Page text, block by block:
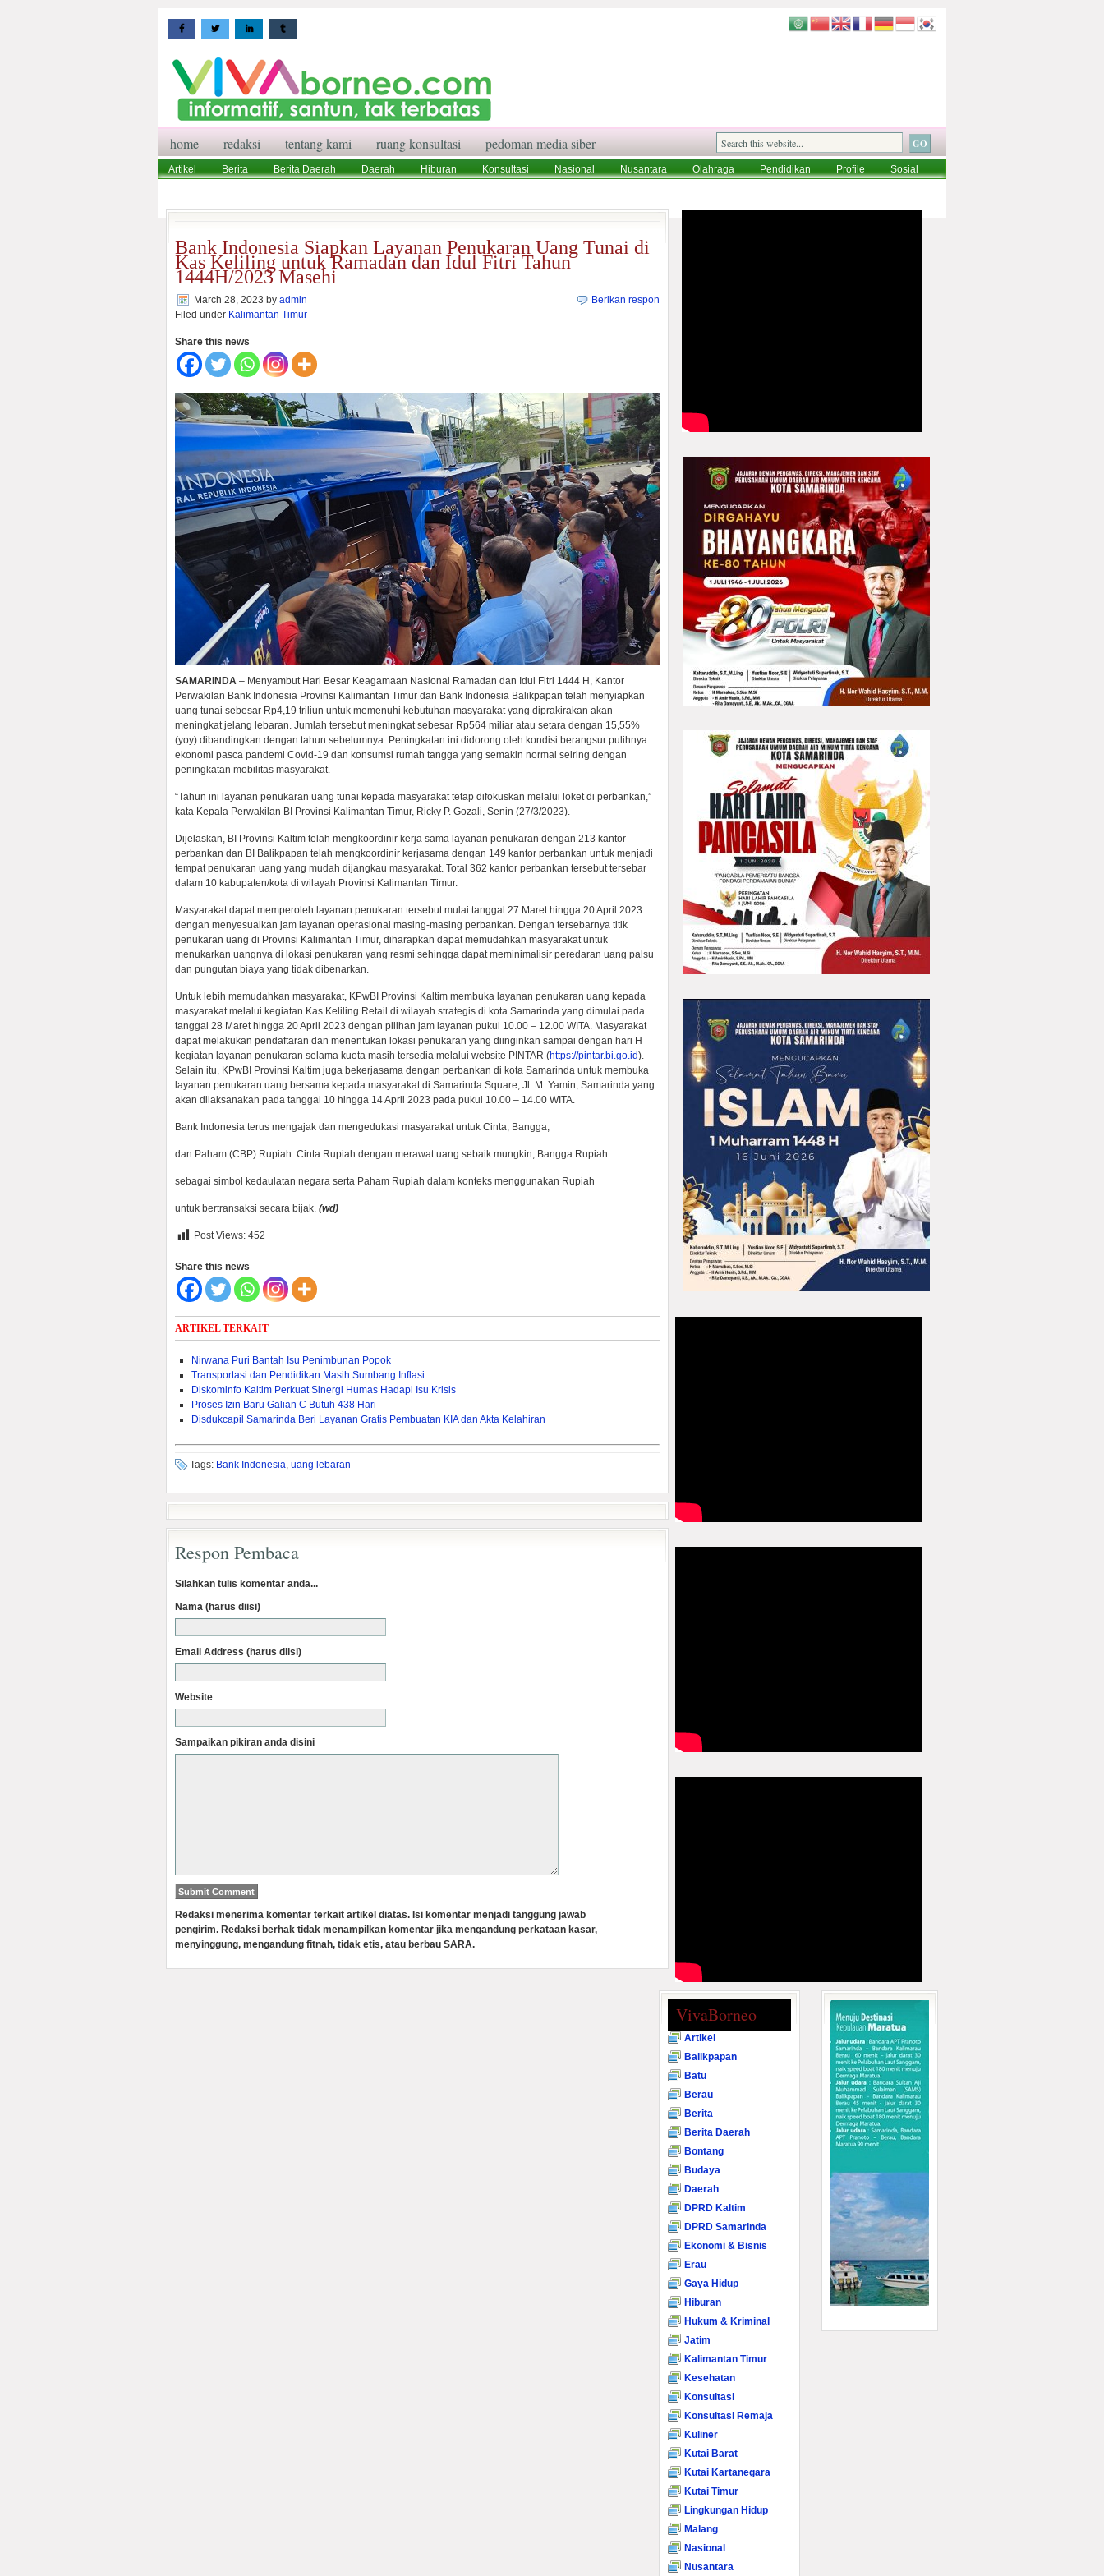
home redaksi tentang kami ruang konsultasi pedoman media siber
Artikel Berita Berita Daerah Daerah Hiburan Konsultasi Nasional Nusantara Olahraga Pendidikan Profile
Sosial
Bank Indonesia Siapkan Layanan Penukaran Uang Tunai di
Kas Keliling untuk Ramadan dan Idul Fitri Tahun
1444H/2023 Masehi
March 28, 2023 by admin
Filed under Kalimantan Timur
Berikan respon
Share this news
SAMARINDA – Menyambut Hari Besar Keagamaan Nasional Ramadan dan Idul Fitri 1444 H, Kantor
Perwakilan Bank Indonesia Provinsi Kalimantan Timur dan Bank Indonesia Balikpapan telah menyiapkan
uang tunai sebesar Rp4,19 triliun untuk memenuhi kebutuhan masyarakat yang diprakirakan akan
meningkat jelang lebaran. Jumlah tersebut meningkat sebesar Rp564 miliar atau setara dengan 15,55%
(yoy) dibandingkan dengan tahun sebelumnya. Peningkatan ini didorong oleh kondisi berangsur pulihnya
ekonomi pasca pandemi Covid-19 dan konsumsi rumah tangga yang semakin normal seiring dengan
peningkatan mobilitas masyarakat.
“Tahun ini layanan penukaran uang tunai kepada masyarakat tetap difokuskan melalui loket di perbankan,”
kata Kepala Perwakilan BI Provinsi Kalimantan Timur, Ricky P. Gozali, Senin (27/3/2023).
Dijelaskan, BI Provinsi Kaltim telah mengkoordinir kerja sama layanan penukaran dengan 213 kantor
perbankan dan BI Balikpapan telah mengkoordinir kerjasama dengan 149 kantor perbankan untuk menjadi
tempat penukaran uang yang mudah dijangkau masyarakat. Total 362 kantor perbankan tersebut tersebar
dalam 10 kabupaten/kota di wilayah Provinsi Kalimantan Timur.
Masyarakat dapat memperoleh layanan penukaran tersebut mulai tanggal 27 Maret hingga 20 April 2023
dengan menyesuaikan jam layanan operasional masing-masing perbankan. Dengan tersebarnya titik
penukaran uang di Provinsi Kalimantan Timur, diharapkan dapat memudahkan masyarakat untuk
menukarkan uangnya di lokasi penukaran yang resmi sehingga dapat meminimalisir peredaran uang palsu
dan pungutan biaya yang tidak dibenarkan.
Untuk lebih memudahkan masyarakat, KPwBI Provinsi Kaltim membuka layanan penukaran uang kepada
masyarakat melalui kegiatan Kas Keliling Retail di wilayah strategis di kota Samarinda yang dimulai pada
tanggal 28 Maret hingga 20 April 2023 dengan pilihan jam layanan pukul 10.00 – 12.00 WITA. Masyarakat
dapat melakukan pendaftaran dan menentukan lokasi penukaran yang diinginkan sampai dengan hari H
kegiatan layanan penukaran selama kuota masih tersedia melalui website PINTAR (https://pintar.bi.go.id).
Selain itu, KPwBI Provinsi Kaltim juga bekerjasama dengan perbankan di kota Samarinda untuk membuka
layanan penukaran uang bersama kepada masyarakat di Samarinda Square, Jl. M. Yamin, Samarinda yang
akan dilaksanakan pada tanggal 10 hingga 14 April 2023 pada pukul 10.00 – 14.00 WITA.
Bank Indonesia terus mengajak dan mengedukasi masyarakat untuk Cinta, Bangga,
dan Paham (CBP) Rupiah. Cinta Rupiah dengan merawat uang sebaik mungkin, Bangga Rupiah
sebagai simbol kedaulatan negara serta Paham Rupiah dalam konteks menggunakan Rupiah
untuk bertransaksi secara bijak. (wd)
Post Views: 452
Share this news
ARTIKEL TERKAIT
Nirwana Puri Bantah Isu Penimbunan Popok
Transportasi dan Pendidikan Masih Sumbang Inflasi
Diskominfo Kaltim Perkuat Sinergi Humas Hadapi Isu Krisis
Proses Izin Baru Galian C Butuh 438 Hari
Disdukcapil Samarinda Beri Layanan Gratis Pembuatan KIA dan Akta Kelahiran
Tags: Bank Indonesia, uang lebaran
Respon Pembaca
Silahkan tulis komentar anda...
Nama (harus diisi)
Email Address (harus diisi)
Website
Sampaikan pikiran anda disini
Redaksi menerima komentar terkait artikel diatas. Isi komentar menjadi tanggung jawab
pengirim. Redaksi berhak tidak menampilkan komentar jika mengandung perkataan kasar,
menyinggung, mengandung fitnah, tidak etis, atau berbau SARA.
VivaBorneo
Artikel
Balikpapan
Batu
Berau
Berita
Berita Daerah
Bontang
Budaya
Daerah
DPRD Kaltim
DPRD Samarinda
Ekonomi & Bisnis
Erau
Gaya Hidup
Hiburan
Hukum & Kriminal
Jatim
Kalimantan Timur
Kesehatan
Konsultasi
Konsultasi Remaja
Kuliner
Kutai Barat
Kutai Kartanegara
Kutai Timur
Lingkungan Hidup
Malang
Nasional
Nusantara